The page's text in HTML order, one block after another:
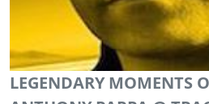
LEGENDARY MOMENTS